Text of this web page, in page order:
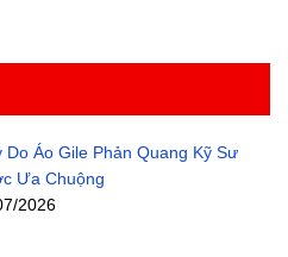
Do Áo Gile Phản Quang Kỹ Sư
Ưa Chuộng
2026